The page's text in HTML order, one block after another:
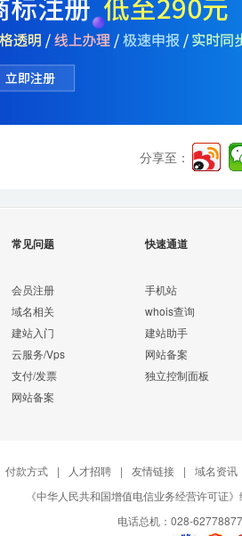
分享至：
常见问题
会员注册
域名相关
建站入门
云服务/Vps
支付/发票
网站备案
快速通道
手机站
whois查询
建站助手
网站备案
独立控制面板
付款方式 | 人才招聘 | 友情链接 | 域名资讯
《中华人民共和国增值电信业务经营许可证
电话总机：028-